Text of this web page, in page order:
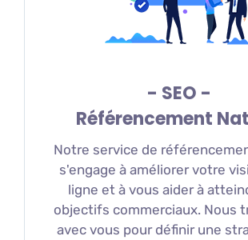
- SEO -
Référencement
Notre service de
s'engage à améliorer votre
ligne et à vous aider à
objectifs commerciaux. Nous
avec vous pour définir une